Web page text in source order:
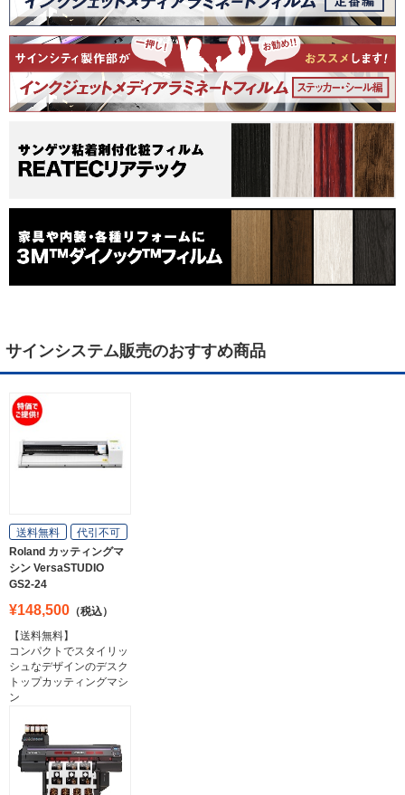
サインシステム販売のおすすめ商品
送料無料
代引不可
Roland カッティングマ
シン VersaSTUDIO
GS2-24
¥148,500 （税込）
【送料無料】
コンパクトでスタイリッ
シュなデザインのデスク
トップカッティングマシ
ン